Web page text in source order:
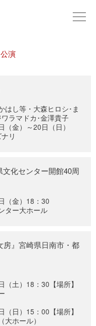
公演
はし等・大森ヒロシ･ま
ラマドカ･金澤貴子
（金）～20日（日）
リ
文化センター開館40周
（金）18：30
ター大ホール
房』宮崎県日南市・都
（土）18：30【場所】
（日）15：00【場所】
ホール）